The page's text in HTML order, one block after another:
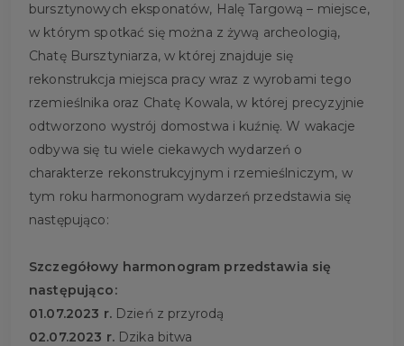
bursztynowych eksponatów, Halę Targową – miejsce,
w którym spotkać się można z żywą archeologią,
Chatę Bursztyniarza, w której znajduje się
rekonstrukcja miejsca pracy wraz z wyrobami tego
rzemieślnika oraz Chatę Kowala, w której precyzyjnie
odtworzono wystrój domostwa i kuźnię. W wakacje
odbywa się tu wiele ciekawych wydarzeń o
charakterze rekonstrukcyjnym i rzemieślniczym, w
tym roku harmonogram wydarzeń przedstawia się
następująco:
Szczegółowy harmonogram przedstawia się
następująco:
01.07.2023 r. Dzień z przyrodą
02.07.2023 r. Dzika bitwa